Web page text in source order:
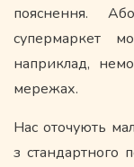
пояснення.
супермаркет
наприклад,
мережах.
Нас оточують
з стандартного